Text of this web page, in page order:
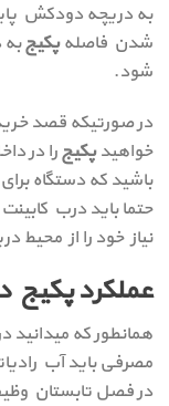
به دریچه دودکش
شدن فاصلهپکیج
شود.
در صورتیکه قصد
خواهیدپکیجرا در
باشید که دستگاه
حتما باید درب
نیاز خود را از محیط
عملکرد
همانطور که
مصرفی باید آب
در فصل تابستان